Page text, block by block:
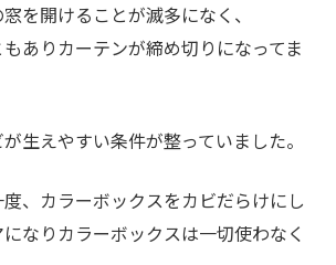
を開けることが滅多になく、
ありカーテンが締め切りになってま
生えやすい条件が整っていました。
、カラーボックスをカビだらけにし
なりカラーボックスは一切使わなく